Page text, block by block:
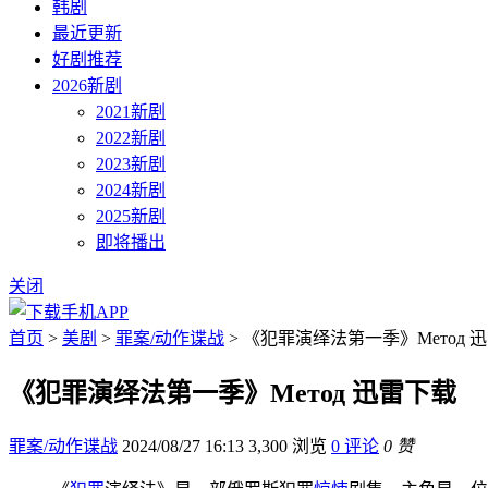
韩剧
最近更新
好剧推荐
2026新剧
2021新剧
2022新剧
2023新剧
2024新剧
2025新剧
即将播出
关闭
首页 > 美剧 > 罪案/动作谍战 > 《犯罪演绎法第一季》Метод
《犯罪演绎法第一季》Метод 迅雷下载
罪案/动作谍战 2024/08/27 16:13 3,300 浏览 0 评论 0 赞